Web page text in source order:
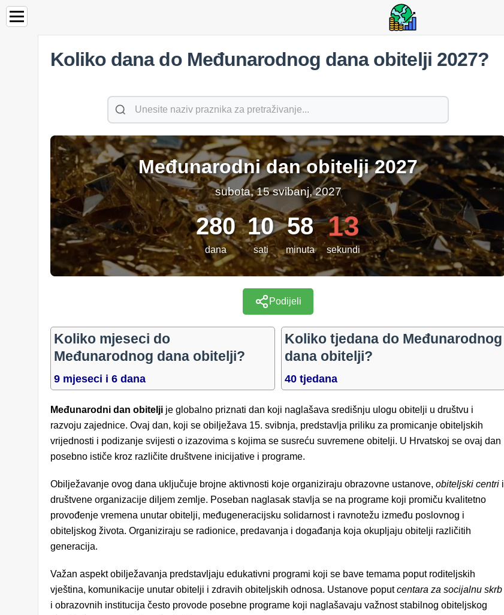
Koliko dana do Međunarodnog dana obitelji 2027?
Međunarodni dan obitelji 2027
subota, 15 svibanj, 2027
280
dana
10
sati
58
minuta
12
sekundi
Podijeli
Koliko mjeseci do
Međunarodnog dana obitelji?
9 mjeseci i 6 dana
Koliko tjedana do Međunarodnog
dana obitelji?
40 tjedana
Međunarodni dan obitelji je globalno priznati dan koji naglašava središnju ulogu obitelji u društvu i
razvoju zajednice. Ovaj dan, koji se obilježava 15. svibnja, predstavlja priliku za promicanje obiteljskih
vrijednosti i podizanje svijesti o izazovima s kojima se susreću suvremene obitelji. U Hrvatskoj se ovaj dan
posebno ističe kroz različite društvene inicijative i programe.
Obilježavanje ovog dana uključuje brojne aktivnosti koje organiziraju obrazovne ustanove, obiteljski centri i
društvene organizacije diljem zemlje. Poseban naglasak stavlja se na programe koji promiču kvalitetno
provođenje vremena unutar obitelji, međugeneracijsku solidarnost i ravnotežu između poslovnog i
obiteljskog života. Organiziraju se radionice, predavanja i događanja koja okupljaju obitelji različitih
generacija.
Važan aspekt obilježavanja predstavljaju edukativni programi koji se bave temama poput roditeljskih
vještina, komunikacije unutar obitelji i zdravih obiteljskih odnosa. Ustanove poputcentara za socijalnu skrb
i obrazovnih institucija često provode posebne programe koji naglašavaju važnost stabilnog obiteljskog